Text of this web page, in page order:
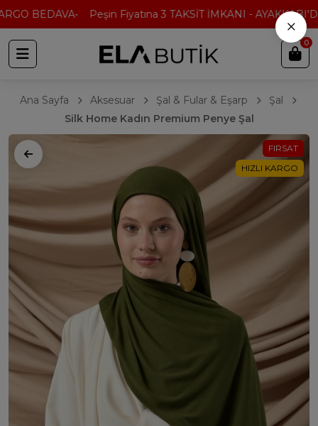
BEDAVA Peşin Fiyatına 3 TAKSİT İMKANI -
0
Ana Sayfa Aksesuar Şal & Fular & Eşarp
Şal
Silk Home Kadın Premium Penye Şal
FIRSAT
HIZLI KARGO
×